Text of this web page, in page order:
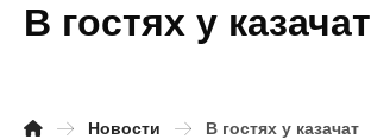
В гостях у казачат
Новости В гостях у казачат